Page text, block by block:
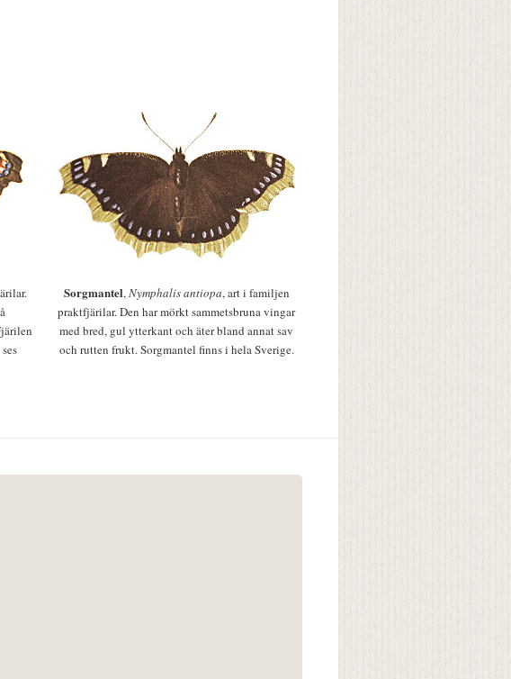
Sorgmantel,Nymphalis antiopa, art i familjen
praktfjärilar. Den har mörkt sammetsbruna vingar
med bred, gul ytterkant och äter bland annat sav
och rutten frukt. Sorgmantel finns i hela Sverige.